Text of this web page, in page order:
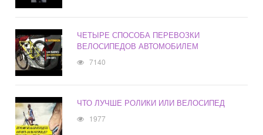
ЧЕТЫРЕ СПОСОБА ПЕРЕВОЗКИ
ВЕЛОСИПЕДОВ АВТОМОБИЛЕМ
7140
ЧТО ЛУЧШЕ РОЛИКИ ИЛИ ВЕЛОСИПЕД
1977